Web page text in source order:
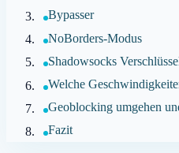
Bypasser
NoBorders-Modus
Shadowsocks
Welche
Geoblocking umgehen
Fazit